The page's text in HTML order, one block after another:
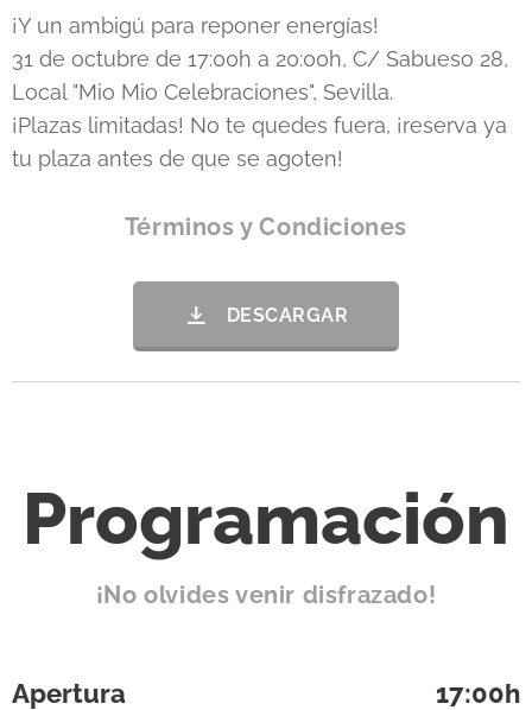
¡Y un ambigú para reponer energías!
31 de octubre de 17:00h a 20:00h, C/ Sabueso 28,
Local "Mio Mio Celebraciones", Sevilla.
¡Plazas limitadas! No te quedes fuera, ¡reserva ya
tu plaza antes de que se agoten!
Términos y Condiciones
DESCARGAR
Programación
¡No olvides venir disfrazado!
Apertura 17:00h